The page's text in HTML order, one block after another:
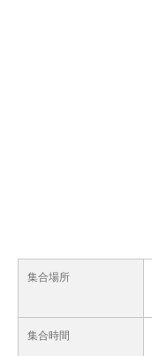
集合場所
集合時間